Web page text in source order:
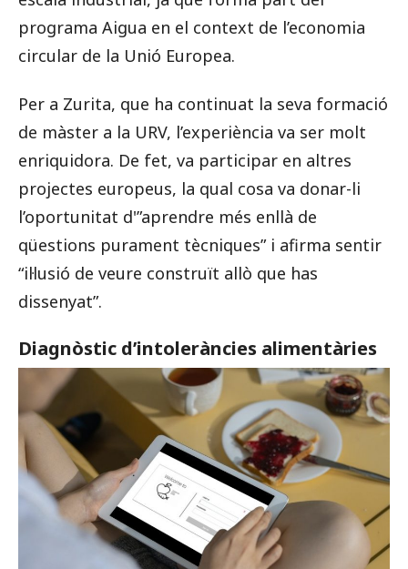
programa Aigua en el context de l’economia
circular de la Unió Europea.
Per a Zurita, que ha continuat la seva formació
de màster a la URV, l’experiència va ser molt
enriquidora. De fet, va participar en altres
projectes europeus, la qual cosa va donar-li
l’oportunitat d'”aprendre més enllà de
qüestions purament tècniques” i afirma sentir
“il·lusió de veure construït allò que has
dissenyat”.
Diagnòstic d’intoleràncies alimentàries